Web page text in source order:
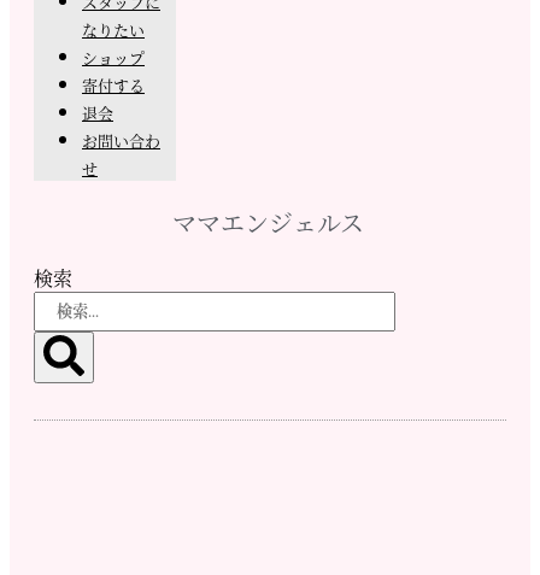
なりたい
ショップ
寄付する
退会
お問い合わ
せ
ママエンジェルス
検索